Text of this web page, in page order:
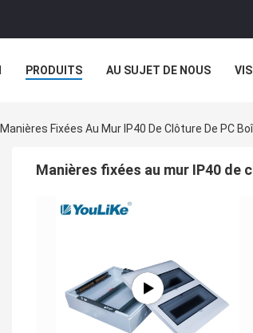
PRODUITS AU SUJET DE NOUS
Manières Fixées Au Mur IP40 De Clôture De PC
Manières fixées au mur IP40 de